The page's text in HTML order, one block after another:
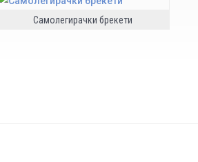
Самолегирачки брекети